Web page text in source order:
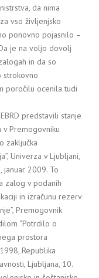
da nima
vso življenjsko
ponovno pojasnilo –
je na voljo dovolj
in da so
strokovno
poročilu ocenila tudi
predstavili stanje
Premogovniku
zaključka
Univerza v Ljubljani,
januar 2009. To
zalog v podanih
in izračunu rezerv
Premogovnik
“Potrdilo o
prostora
Republika
Ljubljana, 10.